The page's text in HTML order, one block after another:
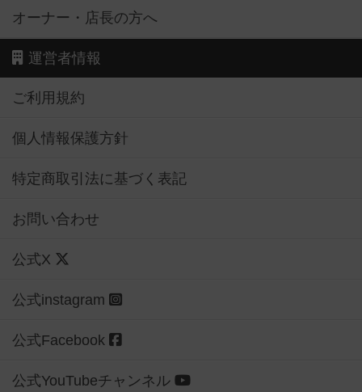
オーナー・店長の方へ
運営者情報
ご利用規約
個人情報保護方針
特定商取引法に基づく表記
お問い合わせ
公式X
公式instagram
公式Facebook
公式YouTubeチャンネル